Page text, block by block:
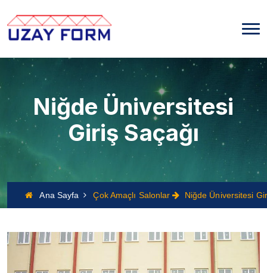
Niğde Üniversitesi
Giriş Saçağı
Ana Sayfa Çok Amaçlı Salonlar Niğde Üniversitesi